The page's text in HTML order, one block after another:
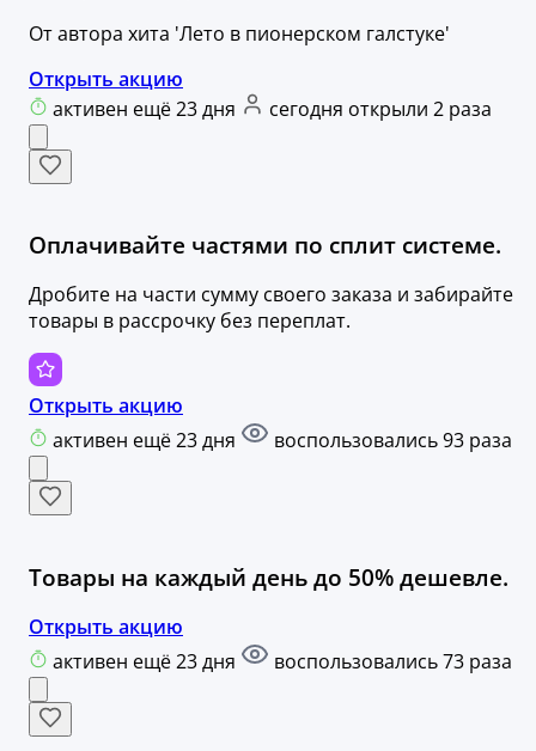
От автора хита 'Лето в пионерском галстуке'
Открыть акцию
активен ещё 23 дня
сегодня открыли 2 раза
Оплачивайте частями по сплит системе.
Дробите на части сумму своего заказа и забирайте
товары в рассрочку без переплат.
Открыть акцию
активен ещё 23 дня
воспользовались 93 раза
Товары на каждый день до 50% дешевле.
Открыть акцию
активен ещё 23 дня
воспользовались 73 раза